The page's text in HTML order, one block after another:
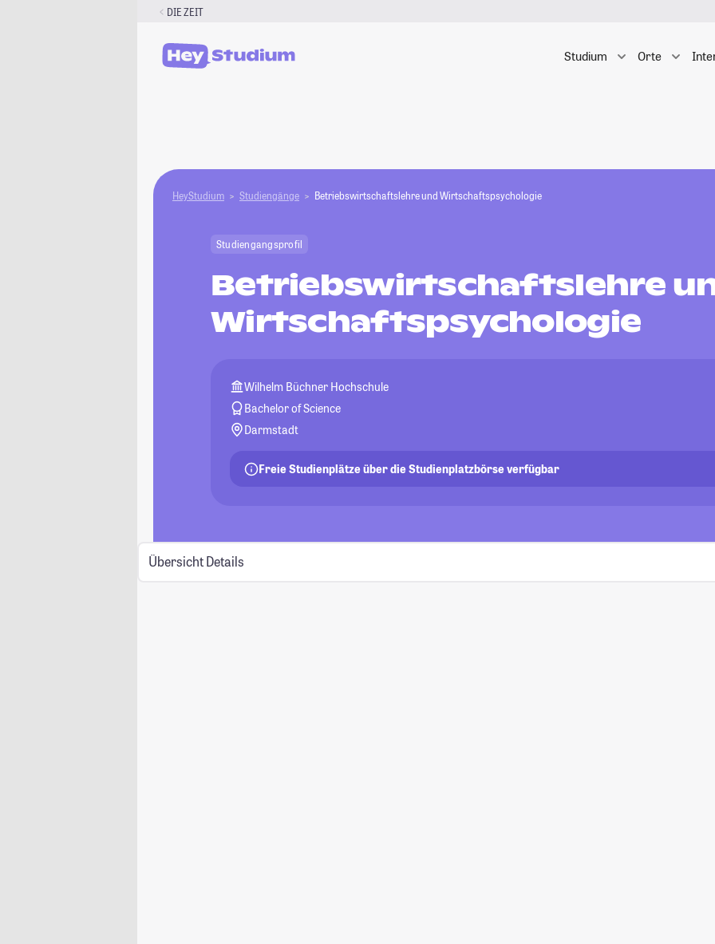
DIE ZEIT
Studium Orte
HeyStudium Studiengänge Betriebswirtschaftslehre und Wirtschaftspsychologie
Studiengangsprofil
Betriebswirtschaftslehre
Wirtschaftspsychologie
Wilhelm Büchner Hochschule
Bachelor of Science
Darmstadt
Freie Studienplätze über die Studienplatzbörse verfügbar
Übersicht Details